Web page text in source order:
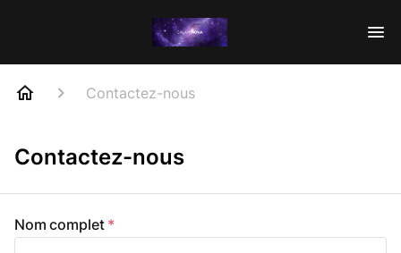
Contactez-nous
Contactez-nous
Nom complet *